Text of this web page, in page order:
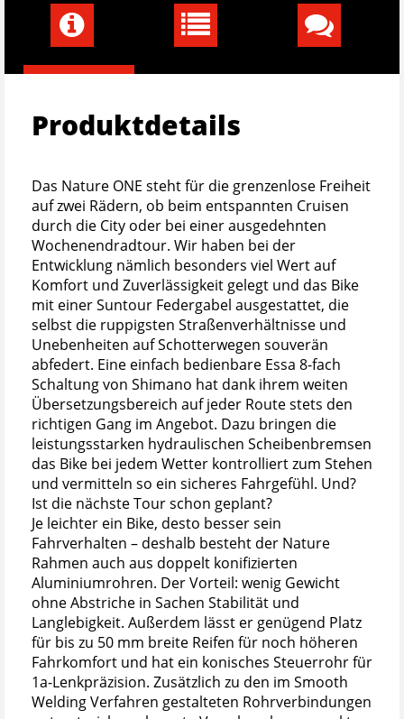
Produktdetails
Das Nature ONE steht für die grenzenlose Freiheit
auf zwei Rädern, ob beim entspannten Cruisen
durch die City oder bei einer ausgedehnten
Wochenendradtour. Wir haben bei der
Entwicklung nämlich besonders viel Wert auf
Komfort und Zuverlässigkeit gelegt und das Bike
mit einer Suntour Federgabel ausgestattet, die
selbst die ruppigsten Straßenverhältnisse und
Unebenheiten auf Schotterwegen souverän
abfedert. Eine einfach bedienbare Essa 8-fach
Schaltung von Shimano hat dank ihrem weiten
Übersetzungsbereich auf jeder Route stets den
richtigen Gang im Angebot. Dazu bringen die
leistungsstarken hydraulischen Scheibenbremsen
das Bike bei jedem Wetter kontrolliert zum Stehen
und vermitteln so ein sicheres Fahrgefühl. Und?
Ist die nächste Tour schon geplant?
Je leichter ein Bike, desto besser sein
Fahrverhalten – deshalb besteht der Nature
Rahmen auch aus doppelt konifizierten
Aluminiumrohren. Der Vorteil: wenig Gewicht
ohne Abstriche in Sachen Stabilität und
Langlebigkeit. Außerdem lässt er genügend Platz
für bis zu 50 mm breite Reifen für noch höheren
Fahrkomfort und hat ein konisches Steuerrohr für
1a-Lenkpräzision. Zusätzlich zu den im Smooth
Welding Verfahren gestalteten Rohrverbindungen